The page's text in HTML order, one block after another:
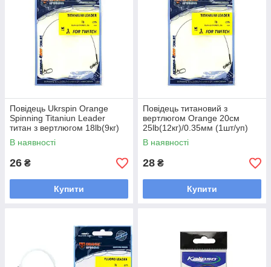
Повідець Ukrspin Orange
Spinning Titaniun Leader
титан з вертлюгом 18lb(9кг)
18см (діам.0.3мм) (1шт/уп)
K1818
В наявності
26 ₴
Купити
Повідець титановий з
вертлюгом Orange 20см
25lb(12кг)/0.35мм (1шт/уп)
K2520 Ukrspin Orange
Spinning
В наявності
28 ₴
Купити